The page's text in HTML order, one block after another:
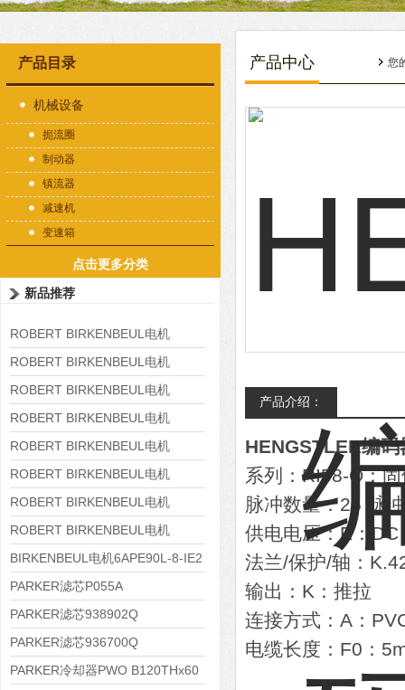
产品目录
机械设备
扼流圈
制动器
镇流器
减速机
变速箱
点击更多分类
新品推荐
ROBERT BIRKENBEUL电机
8APE225M-4-IE3
ROBERT BIRKENBEUL电机
8APE180L-4 IE3
ROBERT BIRKENBEUL电机
8APE160M-6 IE3
ROBERT BIRKENBEUL电机
8APE160L-4-IE3
ROBERT BIRKENBEUL电机
8APE112M-6K-IE3
ROBERT BIRKENBEUL电机
8APE100L-2 IE3
ROBERT BIRKENBEUL电机
8APE90S-4 IE3
ROBERT BIRKENBEUL电机
8APE80M-2K-IE3
BIRKENBEUL电机6APE90L-8-IE2
PARKER滤芯P055A
PARKER滤芯938902Q
PARKER滤芯936700Q
PARKER冷却器PWO B120THx60
产品中心 您
产品介绍：
HENGSTLER编
系列：RI58-O：
脉冲数量：25 脉冲
供电电压：E：DC
法兰/保护/轴：
输出：K：推拉
连接方式：A：
电缆长度：F0：